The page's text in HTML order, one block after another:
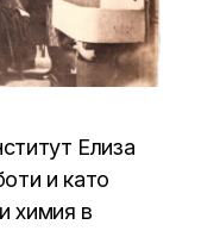
Елиза
и като
химия в